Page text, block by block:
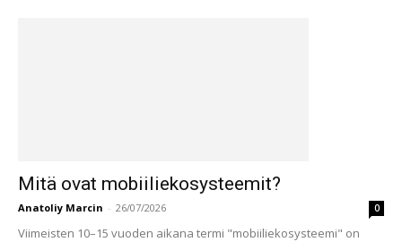
Mitä ovat mobiiliekosysteemit?
Anatoliy Marcin - 26/07/2026 0
Viimeisten 10–15 vuoden aikana termi "mobiiliekosysteemi" on